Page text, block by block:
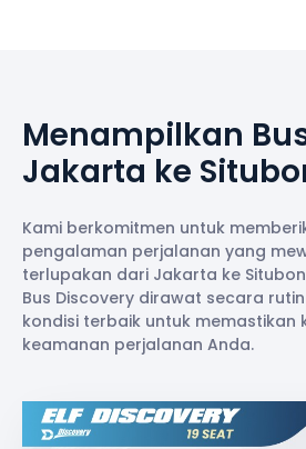
Menampilkan
Jakarta ke
Kami berkomitmen untuk
pengalaman perjalanan yang
terlupakan dari Jakarta ke
Bus Discovery dirawat secara
kondisi terbaik untuk memastikan
keamanan perjalanan Anda.